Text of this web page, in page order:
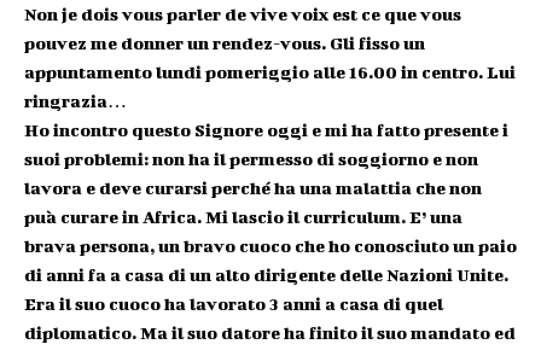
Non je dois vous parler de vive voix est ce que vous
pouvez me donner un rendez-vous. Gli fisso un
appuntamento lundi pomeriggio alle 16.00 in centro. Lui
ringrazia…
Ho incontro questo Signore oggi e mi ha fatto presente i
suoi problemi: non ha il permesso di soggiorno e non
lavora e deve curarsi perché ha una malattia che non
puà curare in Africa. Mi lascio il curriculum. E’ una
brava persona, un bravo cuoco che ho conosciuto un paio
di anni fa a casa di un alto dirigente delle Nazioni Unite.
Era il suo cuoco ha lavorato 3 anni a casa di quel
diplomatico. Ma il suo datore ha finito il suo mandato ed